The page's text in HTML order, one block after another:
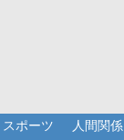
スポーツ 人間関係